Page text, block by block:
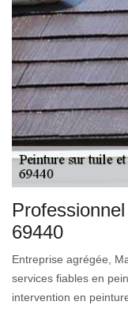
69440
Entreprise agrégée,
services fiables en
intervention en